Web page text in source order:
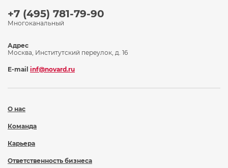
+7 (495) 781-79-90
Многоканальный
О нас
Команда
Карьера
Ответственность бизнеса
Адрес
Москва, Институтский переулок, д. 16
E-mail inf@novard.ru